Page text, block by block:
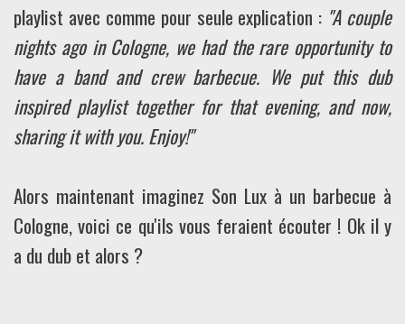
playlist avec comme pour seule explication : "A couple
nights ago in Cologne, we had the rare opportunity to
have a band and crew barbecue. We put this dub
inspired playlist together for that evening, and now,
sharing it with you. Enjoy!"
Alors maintenant imaginez Son Lux à un barbecue à
Cologne, voici ce qu'ils vous feraient écouter ! Ok il y
a du dub et alors ?